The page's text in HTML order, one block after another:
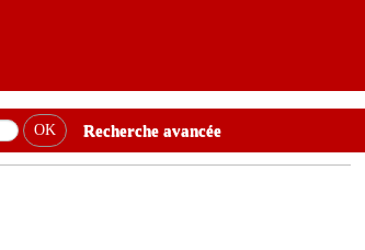
Recherche avancée